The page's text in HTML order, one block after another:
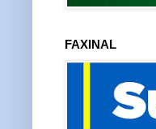
FAXINAL